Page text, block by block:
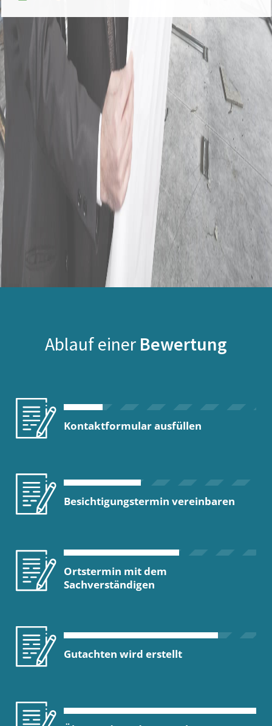
Ablauf einer Bewertung
Kontaktformular ausfüllen
Besichtigungstermin vereinbaren
Ortstermin mit dem
Sachverständigen
Gutachten wird erstellt